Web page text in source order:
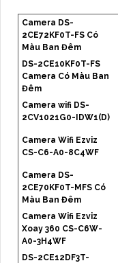
Camera DS-
2CE72KF0T-FS Có
Màu Ban Đêm
DS-2CE10KF0T-FS
Camera Có Màu Ban
Đêm
Camera wifi DS-
2CV1021G0-IDW1(D)
Camera Wifi Ezviz
CS-C6-A0-8C4WF
Camera DS-
2CE70KF0T-MFS Có
Màu Ban Đêm
Camera Wifi Ezviz
Xoay 360 CS-C6W-
A0-3H4WF
DS-2CE12DF3T-